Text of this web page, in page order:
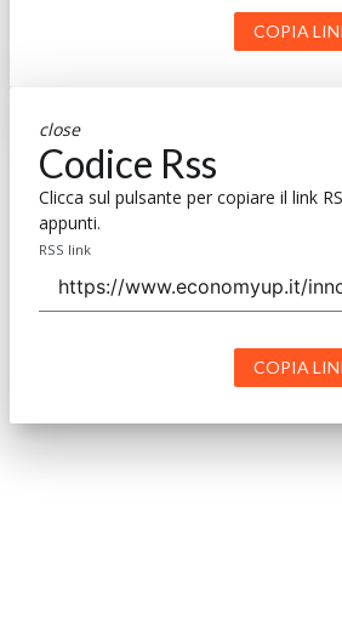
COPIA
close
Codice Rss
Clicca sul pulsante per copiare il link
appunti.
RSS link
COPIA